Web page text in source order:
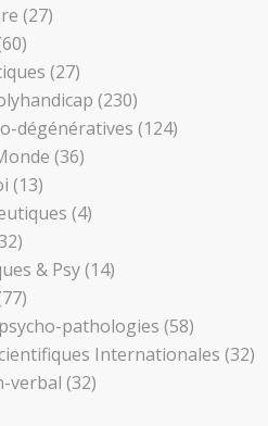
(27)
(27)
(230)
dégénératives (124)
(36)
(13)
(4)
& Psy(14)
pathologies (58)
Internationales (32)
verbal (32)